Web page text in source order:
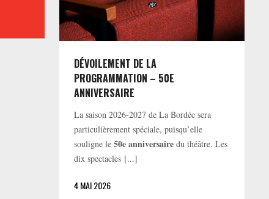
DÉVOILEMENT DE LA
PROGRAMMATION – 50E
ANNIVERSAIRE
La saison 2026-2027 de La Bordée sera
particulièrement spéciale, puisqu’elle
souligne le50e anniversaire du théâtre. Les
dix spectacles [...]
4 MAI 2026